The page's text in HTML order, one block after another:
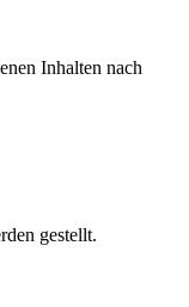
Inhalten nach
gestellt.